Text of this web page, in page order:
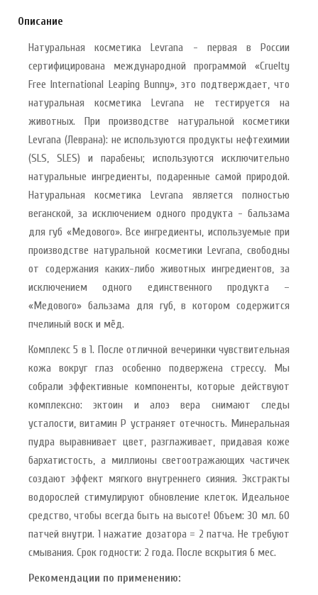
Описание
Натуральная косметика Levrana - первая в России
сертифицирована международной программой «Cruelty
Free International Leaping Bunny», это подтверждает, что
натуральная косметика Levrana не тестируется на
животных. При производстве натуральной косметики
Levrana (Леврана): не используются продукты нефтехимии
(SLS, SLES) и парабены; используются исключительно
натуральные ингредиенты, подаренные самой природой.
Натуральная косметика Levrana является полностью
веганской, за исключением одного продукта - бальзама
для губ «Медового». Все ингредиенты, используемые при
производстве натуральной косметики Levrana, свободны
от содержания каких-либо животных ингредиентов, за
исключением одного единственного продукта –
«Медового» бальзама для губ, в котором содержится
пчелиный воск и мёд.
Комплекс 5 в 1. После отличной вечеринки чувствительная
кожа вокруг глаз особенно подвержена стрессу. Мы
собрали эффективные компоненты, которые действуют
комплексно: эктоин и алоэ вера снимают следы
усталости, витамин Р устраняет отечность. Минеральная
пудра выравнивает цвет, разглаживает, придавая коже
бархатистость, а миллионы светоотражающих частичек
создают эффект мягкого внутреннего сияния. Экстракты
водорослей стимулируют обновление клеток. Идеальное
средство, чтобы всегда быть на высоте! Объем: 30 мл. 60
патчей внутри. 1 нажатие дозатора = 2 патча. Не требуют
смывания. Срок годности: 2 года. После вскрытия 6 мес.
Рекомендации по применению: